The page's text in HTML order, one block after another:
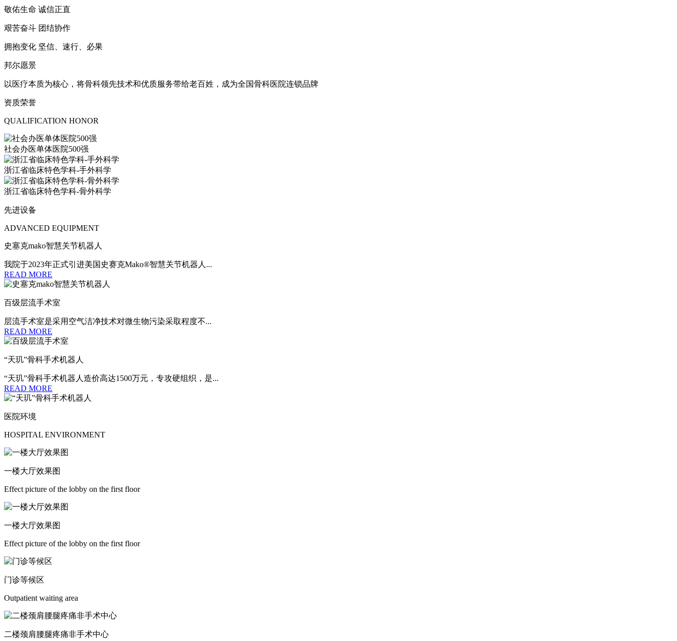
敬佑生命 诚信正直
艰苦奋斗 团结协作
拥抱变化 坚信、速行、必果
邦尔愿景
以医疗本质为核心，将骨科领先技术和优质服务带给老百姓，成为全国骨科医院连锁品牌
资质荣誉
QUALIFICATION HONOR
社会办医单体医院500强
浙江省临床特色学科-手外科学
浙江省临床特色学科-骨外科学
先进设备
ADVANCED EQUIPMENT
史塞克mako智慧关节机器人
我院于2023年正式引进美国史赛克Mako®智慧关节机器人...
READ MORE
百级层流手术室
层流手术室是采用空气洁净技术对微生物污染采取程度不...
READ MORE
“天玑”骨科手术机器人
“天玑”骨科手术机器人造价高达1500万元，专攻硬组织，是...
READ MORE
医院环境
HOSPITAL ENVIRONMENT
一楼大厅效果图
Effect picture of the lobby on the first floor
一楼大厅效果图
Effect picture of the lobby on the first floor
门诊等候区
Outpatient waiting area
二楼颈肩腰腿疼痛非手术中心